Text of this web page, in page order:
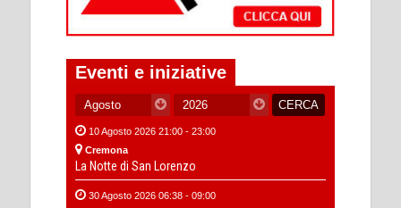
Eventi e iniziative
10 Agosto 2026 21:00 - 23:00
Cremona
La Notte di San Lorenzo
30 Agosto 2026 06:38 - 09:00